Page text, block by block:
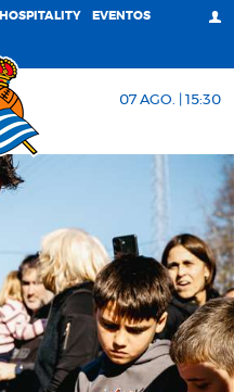
HOSPITALITY EVENTOS
07 AGO. | 15:30